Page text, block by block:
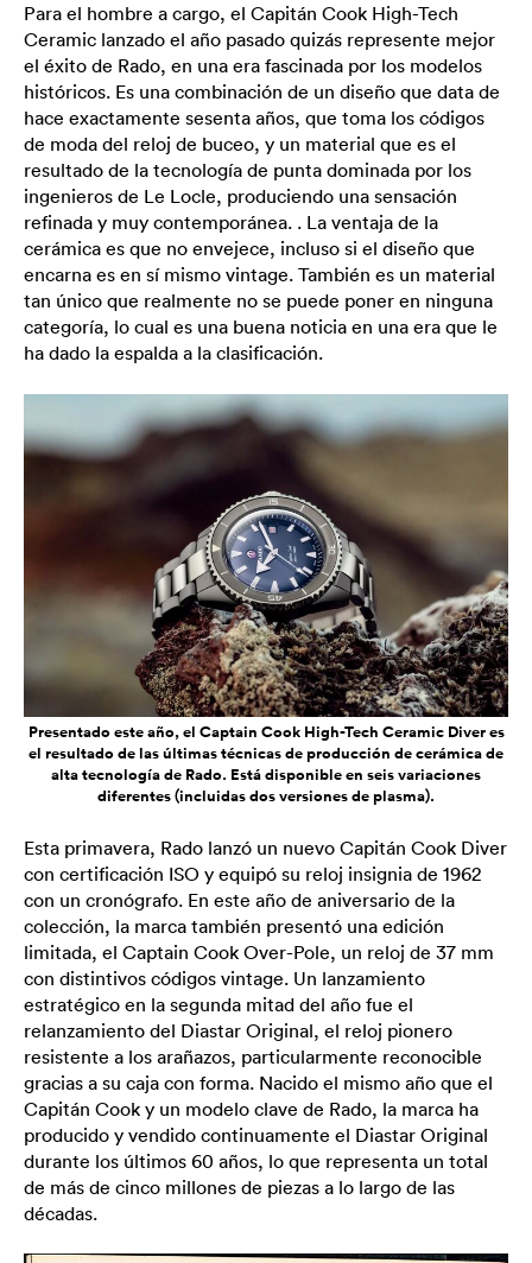
Para el hombre a cargo, el Capitán Cook High-Tech
Ceramic lanzado el año pasado quizás represente mejor
el éxito de Rado, en una era fascinada por los modelos
históricos. Es una combinación de un diseño que data de
hace exactamente sesenta años, que toma los códigos
de moda del reloj de buceo, y un material que es el
resultado de la tecnología de punta dominada por los
ingenieros de Le Locle, produciendo una sensación
refinada y muy contemporánea. . La ventaja de la
cerámica es que no envejece, incluso si el diseño que
encarna es en sí mismo vintage. También es un material
tan único que realmente no se puede poner en ninguna
categoría, lo cual es una buena noticia en una era que le
ha dado la espalda a la clasificación.
Presentado este año, el Captain Cook High-Tech Ceramic Diver es
el resultado de las últimas técnicas de producción de cerámica de
alta tecnología de Rado. Está disponible en seis variaciones
diferentes (incluidas dos versiones de plasma).
Esta primavera, Rado lanzó un nuevo Capitán Cook Diver
con certificación ISO y equipó su reloj insignia de 1962
con un cronógrafo. En este año de aniversario de la
colección, la marca también presentó una edición
limitada, el Captain Cook Over-Pole, un reloj de 37 mm
con distintivos códigos vintage. Un lanzamiento
estratégico en la segunda mitad del año fue el
relanzamiento del Diastar Original, el reloj pionero
resistente a los arañazos, particularmente reconocible
gracias a su caja con forma. Nacido el mismo año que el
Capitán Cook y un modelo clave de Rado, la marca ha
producido y vendido continuamente el Diastar Original
durante los últimos 60 años, lo que representa un total
de más de cinco millones de piezas a lo largo de las
décadas.